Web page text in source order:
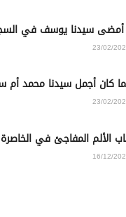
سيدنا يوسف في
كان أجمل سيدنا محمد أم
الألم المفاجئ في